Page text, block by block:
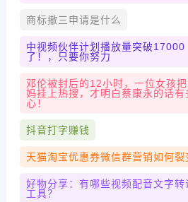
商标撤三申请是什么
中视频伙伴计划播放量突破17000
了！，只要你努力
邓伦被封后的12小时，一位女孩把
妈挂上热搜，才明白蔡康永的话有
心！
抖音打字赚钱
天猫淘宝优惠券微信群营销如何裂
好物分享：有哪些视频配音文字转
工具？